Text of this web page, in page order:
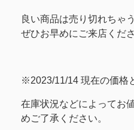
良い商品は売り切れちゃ
ぜひお早めにご来店くだ
※2023/11/14 現在の価格
在庫状況などによってお
めご了承ください。